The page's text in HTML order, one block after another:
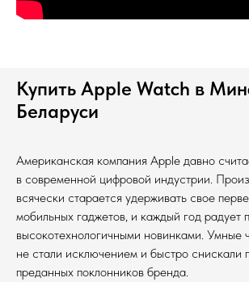
Купить Apple Watch в
Беларуси
Американская компания Apple давно
в современной цифровой индустрии.
всячески старается удерживать свое
мобильных гаджетов, и каждый год радует
высокотехнологичными новинками. Умные
не стали исключением и быстро снискали
преданных поклонников бренда.